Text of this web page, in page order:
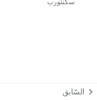
سكنثورب
السّابق